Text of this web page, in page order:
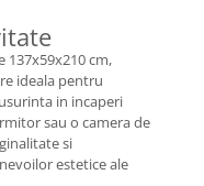
137x59x210 cm,
ideala pentru
in incaperi
sau o camera de
si
estetice ale